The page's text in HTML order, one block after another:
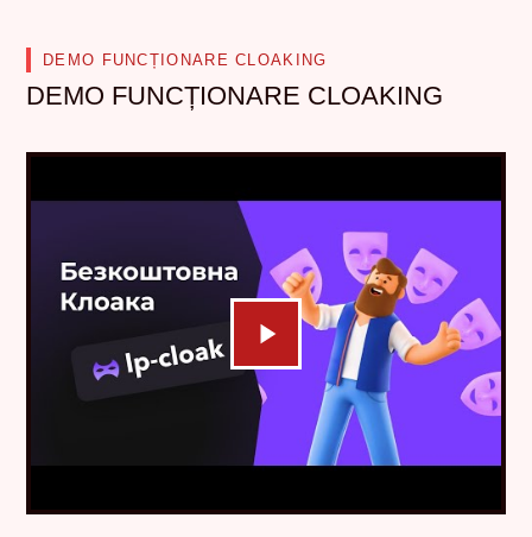
DEMO FUNCȚIONARE CLOAKING
DEMO FUNCȚIONARE CLOAKING